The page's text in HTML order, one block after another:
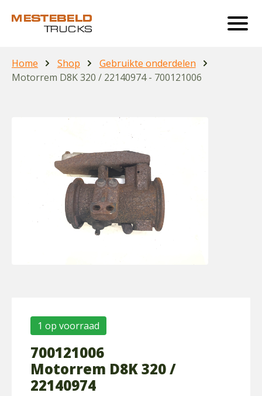
Home Shop
Gebruikte onderdelen
Motorrem D8K 320 / 22140974 - 700121006
1 op voorraad
700121006
Motorrem D8K 320 /
22140974